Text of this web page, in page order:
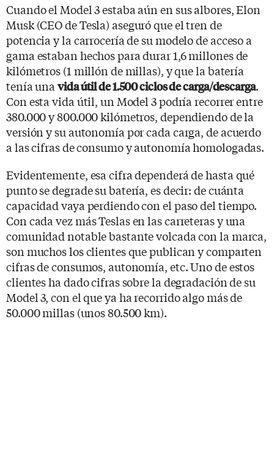
Cuando el Model 3 estaba aún en sus albores, Elon
Musk (CEO de Tesla) aseguró que el tren de
potencia y la carrocería de su modelo de acceso a
gama estaban hechos para durar 1,6 millones de
kilómetros (1 millón de millas), y que la batería
tenía unavida útil de 1.500 ciclos de carga/descarga.
Con esta vida útil, un Model 3 podría recorrer entre
380.000 y 800.000 kilómetros, dependiendo de la
versión y su autonomía por cada carga, de acuerdo
a las cifras de consumo y autonomía homologadas.
Evidentemente, esa cifra dependerá de hasta qué
punto se degrade su batería, es decir: de cuánta
capacidad vaya perdiendo con el paso del tiempo.
Con cada vez más Teslas en las carreteras y una
comunidad notable bastante volcada con la marca,
son muchos los clientes que publican y comparten
cifras de consumos, autonomía, etc. Uno de estos
clientes ha dado cifras sobre la degradación de su
Model 3, con el que ya ha recorrido algo más de
50.000 millas (unos 80.500 km).